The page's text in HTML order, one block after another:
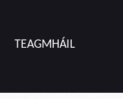
TEAGMHÁIL